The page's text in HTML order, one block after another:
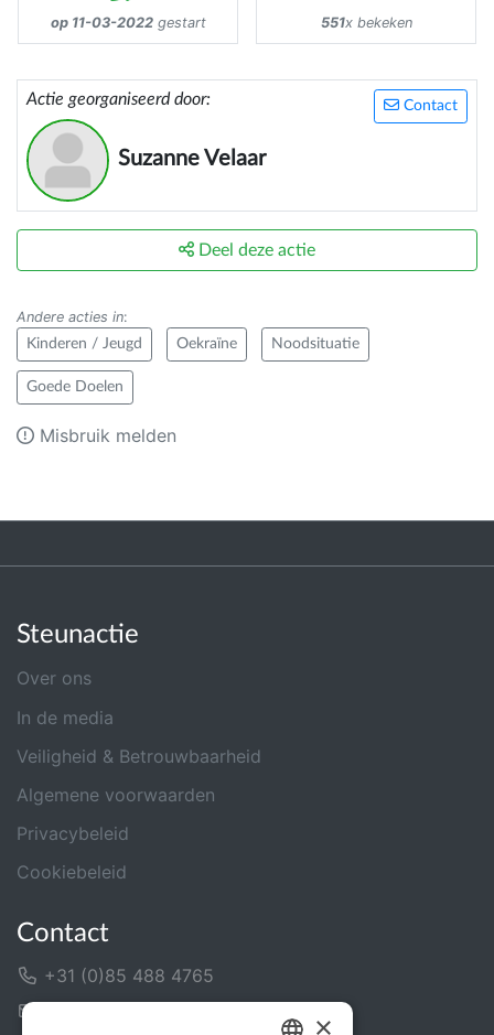
op 11-03-2022gestart 551x bekeken
Contact
Actie georganiseerd door:
Suzanne Velaar
Deel deze actie
Andere acties in:
Kinderen / Jeugd Oekraïne Noodsituatie
Goede Doelen
Misbruik melden
Steunactie
Over ons
In de media
Veiligheid & Betrouwbaarheid
Algemene voorwaarden
Privacybeleid
Cookiebeleid
Contact
+31 (0)85 488 4765
×